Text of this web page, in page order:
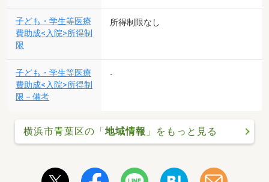
子ども・学生等医療
費助成<入院>所得制
限
所得制限なし
子ども・学生等医療
費助成<入院>所得制
限－備考
-
横浜市青葉区の「地域情報 」をもっと見る